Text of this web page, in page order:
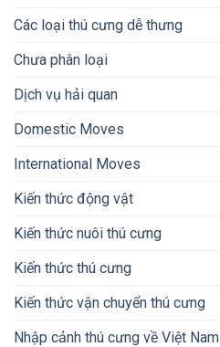
Các loại thú cưng dễ thưng
Chưa phân loại
Dịch vụ hải quan
Domestic Moves
International Moves
Kiến thức động vật
Kiến thức nuôi thú cưng
Kiến thức thú cưng
Kiến thức vận chuyển thú cưng
Nhập cảnh thú cưng về Việt Nam